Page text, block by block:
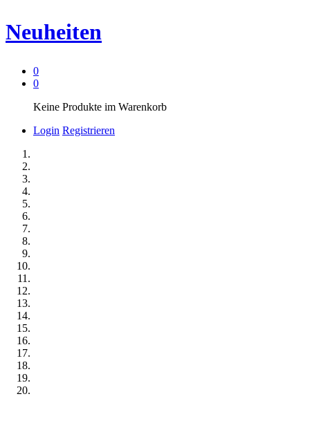
Neuheiten
0
0
Keine Produkte im Warenkorb
Login Registrieren